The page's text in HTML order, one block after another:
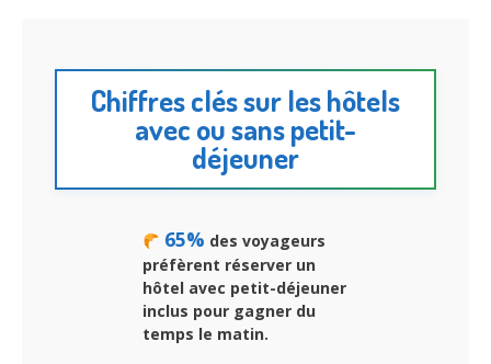
Chiffres clés sur les hôtels
avec ou sans petit-
déjeuner
65% des voyageurs
préfèrent réserver un
hôtel avec petit-déjeuner
inclus pour gagner du
temps le matin.